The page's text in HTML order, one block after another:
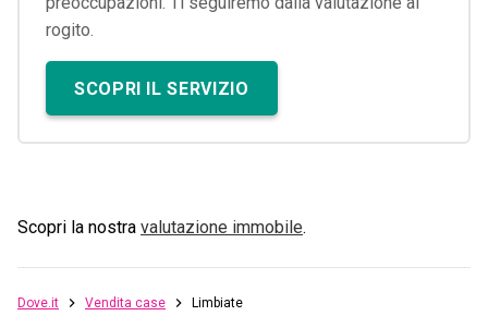
rogito.
SCOPRI IL SERVIZIO
Scopri la nostra valutazione immobile.
Dove.it Vendita case Limbiate